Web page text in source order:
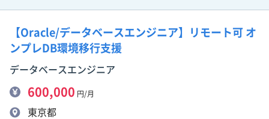
【Oracle/データベースエンジニア】リモート可 オ
ンプレDB環境移行支援
データベースエンジニア
600,000 円/月
東京都